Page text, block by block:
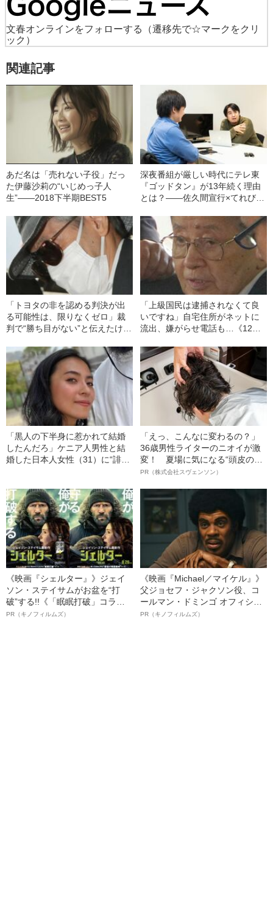
文春オンラインをフォローする
（遷移先で☆マークをクリ
ック）
関連記事
あだ名は「売れない子役」だっ
た伊藤沙莉の“いじめっ子人
生”――2018下半期BEST5
深夜番組が厳しい時代にテレ東
『ゴッドタン』が13年続く理由
とは？――佐久間宣行×てれびの
「トヨタの非を認める判決が出
る可能性は、限りなくゼロ」裁
判で“勝ち目がない”と伝えたけれ
幸三を説得できなかった「長男
の葛藤」
「上級国民は逮捕されなくて良
いですね」自宅住所がネットに
流出、嫌がらせ電話も…《12人
の長男が直面した「加害者家族
への暴力」
「黒人の下半身に惹かれて結婚
したんだろ」ケニア人男性と結
婚した日本人女性（31）に“誹謗
「えっ、こんなに変わるの？」
36歳男性ライターのニオイが激
変！ 夏場に気になる“頭皮のニ
オイ”や“ベタつき”を解消す
ト”が生み出した徹底ケアとは
PR（株式会社スヴェンソン）
《映画『シェルター』》ジェイ
ソン・ステイサムがお盆を“打
破”する!!《「眠眠打破」コラ
ボ》
PR（キノフィルムズ）
《映画『Michael／マイケル』》
父ジョセフ・ジャクソン役、コ
ールマン・ドミンゴ オフィシャ
ルインタビュー“観客を魅了した
PR（キノフィルムズ）